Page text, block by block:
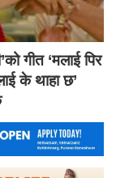
गीत ‘मलाई पिर
के थाहा छ’